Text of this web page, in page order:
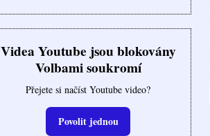
Videa Youtube jsou blokovány
Volbami soukromí
Přejete si načíst Youtube video?
Povolit jednou